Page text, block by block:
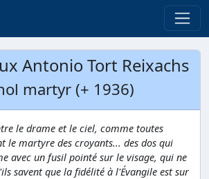
Antonio Tort Reixachs
martyr (+ 1936)
le drame et le ciel, comme toutes
le martyre des croyants... des dos qui
avec un fusil pointé sur le visage, qui ne
savent que la fidélité à l'Évangile est sur